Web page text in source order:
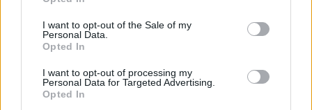
I want to opt-out of the Sale of my
Personal Data.
Opted In
I want to opt-out of processing my
Personal Data for Targeted Advertising.
Opted In
penkiems, iš buto pradėjo sklisti triukšmas,
kuris erzindavo kitus laiptinėje gyvenusius